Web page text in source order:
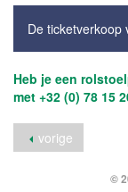
De ticketverkoop
Heb je een
met +32 (0) 78 15
vorige
©